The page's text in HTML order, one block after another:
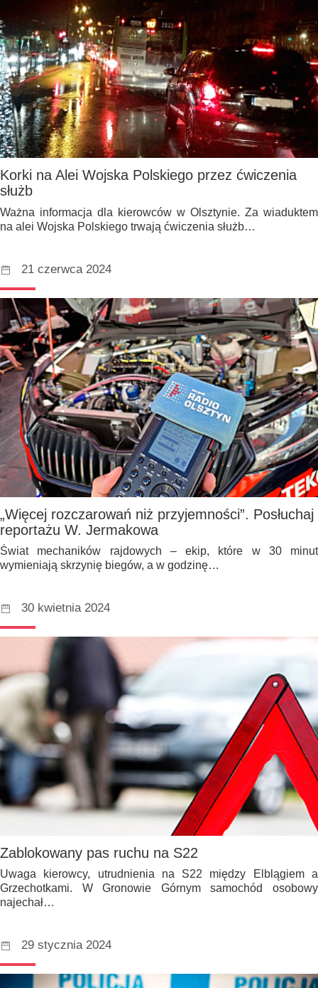
Korki na Alei Wojska Polskiego przez ćwiczenia
służb
Ważna informacja dla kierowców w Olsztynie. Za wiaduktem
na alei Wojska Polskiego trwają ćwiczenia służb…
21 czerwca 2024
„Więcej rozczarowań niż przyjemności”. Posłuchaj
reportażu W. Jermakowa
Świat mechaników rajdowych – ekip, które w 30 minut
wymieniają skrzynię biegów, a w godzinę…
30 kwietnia 2024
Zablokowany pas ruchu na S22
Uwaga kierowcy, utrudnienia na S22 między Elblągiem a
Grzechotkami. W Gronowie Górnym samochód osobowy
najechał…
29 stycznia 2024